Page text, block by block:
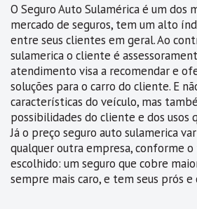
O Seguro Auto Sulamérica é um dos
mercado de seguros, tem um alto
entre seus clientes em geral. Ao
sulamerica o cliente é
atendimento visa a recomendar e
soluções para o carro do cliente. E
características do veículo, mas
possibilidades do cliente e dos usos
Já o preço seguro auto sulamerica
qualquer outra empresa, conforme
escolhido: um seguro que cobre
sempre mais caro, e tem seus prós e